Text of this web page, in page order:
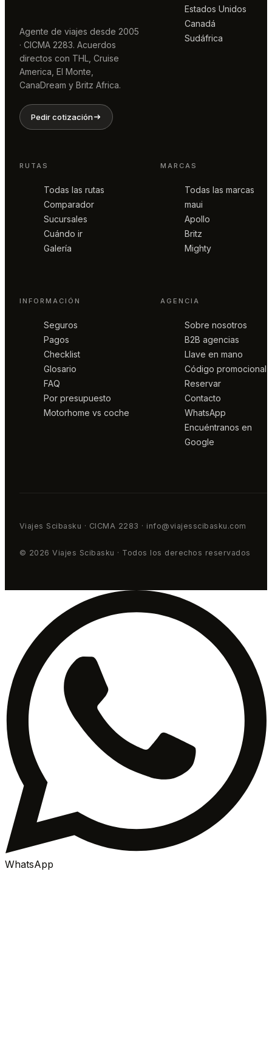
Agente de viajes desde 2005
· CICMA 2283. Acuerdos
directos con THL, Cruise
America, El Monte,
CanaDream y Britz Africa.
Pedir cotización
Estados Unidos
Canadá
Sudáfrica
RUTAS
Todas las rutas
Comparador
Sucursales
Cuándo ir
Galería
MARCAS
Todas las marcas
maui
Apollo
Britz
Mighty
INFORMACIÓN
Seguros
Pagos
Checklist
Glosario
FAQ
Por presupuesto
Motorhome vs coche
AGENCIA
Sobre nosotros
B2B agencias
Llave en mano
Código promocional
Reservar
Contacto
WhatsApp
Encuéntranos en
Google
Viajes Scibasku · CICMA 2283 · info@viajesscibasku.com
© 2026 Viajes Scibasku · Todos los derechos reservados
WhatsApp